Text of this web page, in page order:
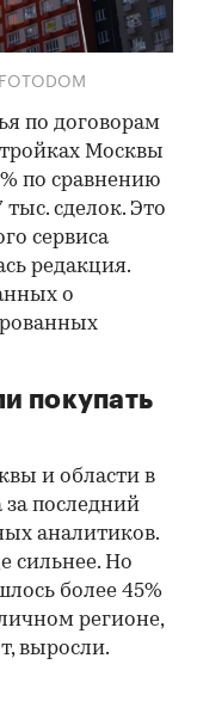
по договорам
Москвы
по сравнению
сделок. Это
сервиса
редакция.
о
покупать
и области в
за последний
аналитиков.
сильнее. Но
более 45%
регионе,
выросли.